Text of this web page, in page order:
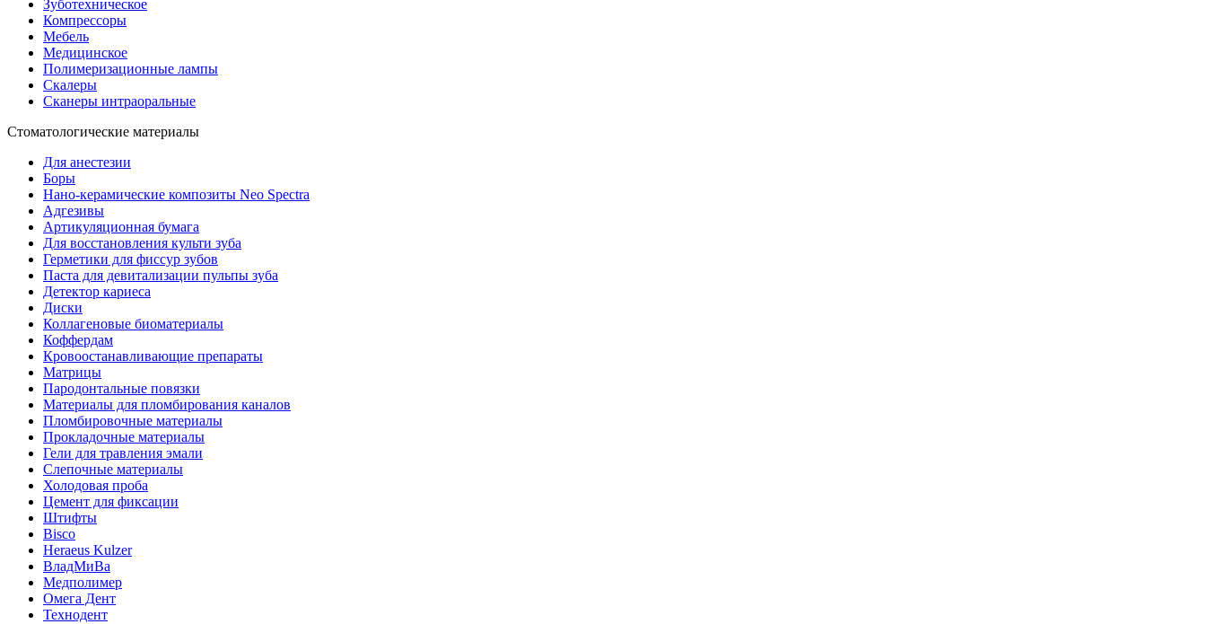
Зуботехническое
Компрессоры
Мебель
Медицинское
Полимеризационные лампы
Скалеры
Сканеры интраоральные
Стоматологические материалы
Для анестезии
Боры
Нано-керамические композиты Neo Spectra
Адгезивы
Артикуляционная бумага
Для восстановления культи зуба
Герметики для фиссур зубов
Паста для девитализации пульпы зуба
Детектор кариеса
Диски
Коллагеновые биоматериалы
Коффердам
Кровоостанавливающие препараты
Матрицы
Пародонтальные повязки
Материалы для пломбирования каналов
Пломбировочные материалы
Прокладочные материалы
Гели для травления эмали
Слепочные материалы
Холодовая проба
Цемент для фиксации
Штифты
Bisco
Heraeus Kulzer
ВладМиВа
Медполимер
Омега Дент
Технодент